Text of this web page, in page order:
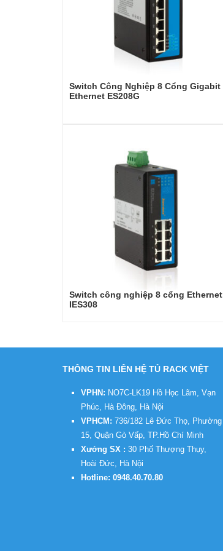
Switch Công Nghiệp 8 Cổng Gigabit
Ethernet ES208G
Switch công nghiệp 8 cổng Ethernet
IES308
THÔNG TIN LIÊN HỆ TỦ RACK VIỆT
VPHN: NO7C-LK19 Hồ Học Lãm, Vạn
Phúc, Hà Đông, Hà Nội
VPHCM: 736/182 Lê Đức Thọ, Phường
15, Quận Gò Vấp, TP.Hồ Chí Minh
Xưởng SX : 30 Phố Thượng Thụy,
Hoài Đức, Hà Nội
Hotline: 0948.40.70.80